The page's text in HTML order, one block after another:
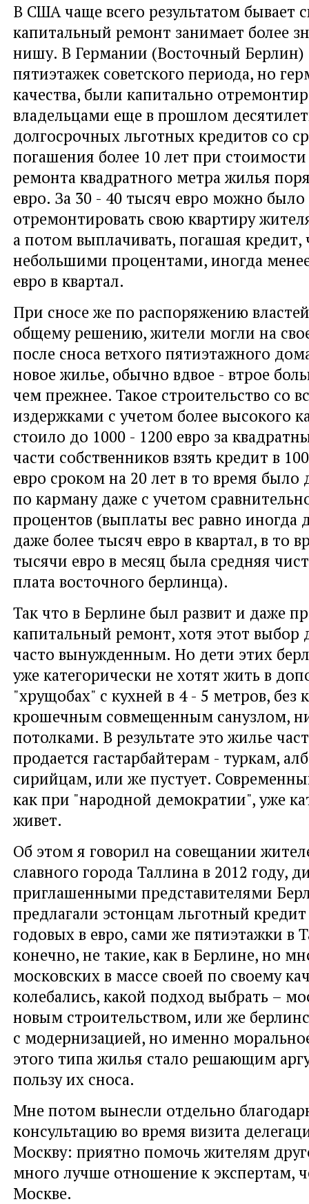
В США чаще всего результатом бывает
капитальный ремонт занимает более
нишу. В Германии (Восточный Берлин)
пятиэтажек советского периода, но
качества, были капитально
владельцами еще в прошлом
долгосрочных льготных кредитов со
погашения более 10 лет при
ремонта квадратного метра жилья
евро. За 30 - 40 тысяч евро можно
отремонтировать свою квартиру
а потом выплачивать, погашая кредит,
небольшими процентами, иногда
евро в квартал.
При сносе же по распоряжению
общему решению, жители могли на
после сноса ветхого пятиэтажного
новое жилье, обычно вдвое - втрое
чем прежнее. Такое строительство со
издержками с учетом более высокого
стоило до 1000 - 1200 евро за
части собственников взять кредит в
евро сроком на 20 лет в то время было
по карману даже с учетом
процентов (выплаты вес равно иногда
даже более тысяч евро в квартал, в то
тысячи евро в месяц была средняя
плата восточного берлинца).
Так что в Берлине был развит и даже
капитальный ремонт, хотя этот выбор
часто вынужденным. Но дети этих
уже категорически не хотят жить в
"хрущобах" с кухней в 4 - 5 метров, без
крошечным совмещенным санузлом,
потолками. В результате это жилье
продается гастарбайтерам - туркам,
сирийцам, или же пустует.
как при "народной демократии", уже
живет.
Об этом я говорил на совещании
славного города Таллина в 2012 году,
приглашенными представителями
предлагали эстонцам льготный
годовых в евро, сами же пятиэтажки в
конечно, не такие, как в Берлине, но
московских в массе своей по своему
колебались, какой подход выбрать –
новым строительством, или же
с модернизацией, но именно
этого типа жилья стало решающим
пользу их сноса.
Мне потом вынесли отдельно
консультацию во время визита
Москву: приятно помочь жителям
много лучше отношение к экспертам,
Москве.